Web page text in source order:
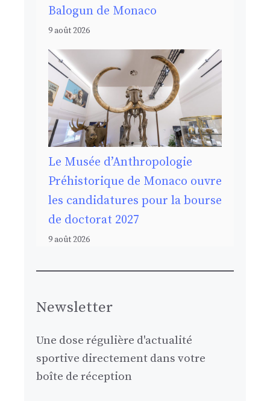
Balogun de Monaco
9 août 2026
Le Musée d’Anthropologie
Préhistorique de Monaco ouvre
les candidatures pour la bourse
de doctorat 2027
9 août 2026
Newsletter
Une dose régulière d'actualité
sportive directement dans votre
boîte de réception